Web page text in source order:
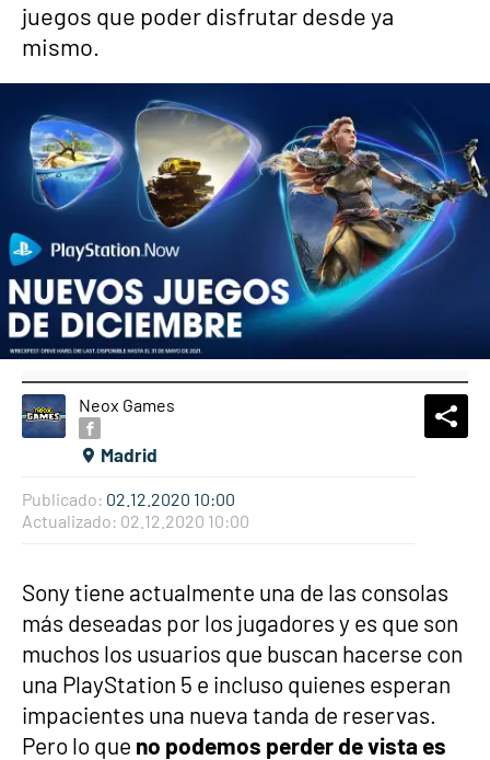
juegos que poder disfrutar desde ya
mismo.
Neox Games
Madrid
Publicado: 02.12.2020 10:00
Actualizado: 02.12.2020 10:00
Sony tiene actualmente una de las consolas
más deseadas por los jugadores y es que son
muchos los usuarios que buscan hacerse con
una PlayStation 5 e incluso quienes esperan
impacientes una nueva tanda de reservas.
Pero lo que no podemos perder de vista es